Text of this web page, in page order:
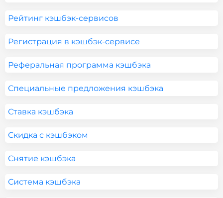
Рейтинг кэшбэк-сервисов
Регистрация в кэшбэк-сервисе
Реферальная программа кэшбэка
Специальные предложения кэшбэка
Ставка кэшбэка
Скидка с кэшбэком
Снятие кэшбэка
Система кэшбэка